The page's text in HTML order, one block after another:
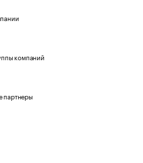
компаний
партнеры